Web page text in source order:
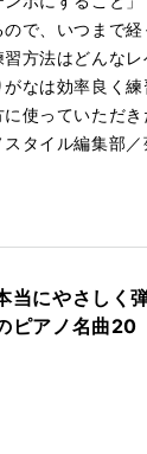
で、いつまで
方法はどんな
なは効率良く
に使っていただ
タイル編集部／
当にやさしく
ピアノ名曲20